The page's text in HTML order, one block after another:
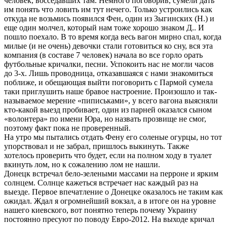
им понять что ловить им тут нечего. Только устроились как
откуда не возьмись появился Фен, один из Зыгинских (Н.) и
еще один молчел, который нам тоже хорошо знаком Д.. И
пошло поехало. В то время когда весь вагон мирно спал, когда
милые (и не очень) девочки стали готовиться ко сну, вся эта
компания (в составе 7 человек) начала во все горло орать
футбольные кричалки, песни. Успокоить нас не могли часов
до 3-х. Лишь проводница, отказавшаяся с нами знакомиться
поближе, и обещающая выйти поговорить с Пармой сумела
таки приглушить наше бравое настроение. Произошло и так-
называемое мерение «пиписьками», у всего вагона выясняли
кто-какой выезд пробивает, один из парней оказался сыном
«волонтера» по имени Юра, но назвать прозвище не смог,
поэтому факт пока не проверенный.
На утро мы пытались отдать Фену его соленые огурцы, но тот
упорствовал и не забрал, пришлось выкинуть. Также
хотелось проверить что будет, если на полном ходу в туалет
вкинуть лом, но к сожалению лом не нашли.
Донецк встречал бело-зелеными массами на перроне и ярким
солнцем. Солнце кажеться встречает нас каждый раз на
выезде. Первое впечатление о Донецке оказалось не таким как
ожидал. Ждал я огромнейший вокзал, а в итоге он на уровне
нашего киевского, вот понятно теперь почему Украину
постоянно пресуют по поводу Евро-2012. На выходе кричал